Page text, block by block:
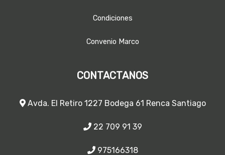
Condiciones
Convenio Marco
CONTACTANOS
Avda. El Retiro 1227 Bodega 61 Renca Santiago
22 709 91 39
975166318